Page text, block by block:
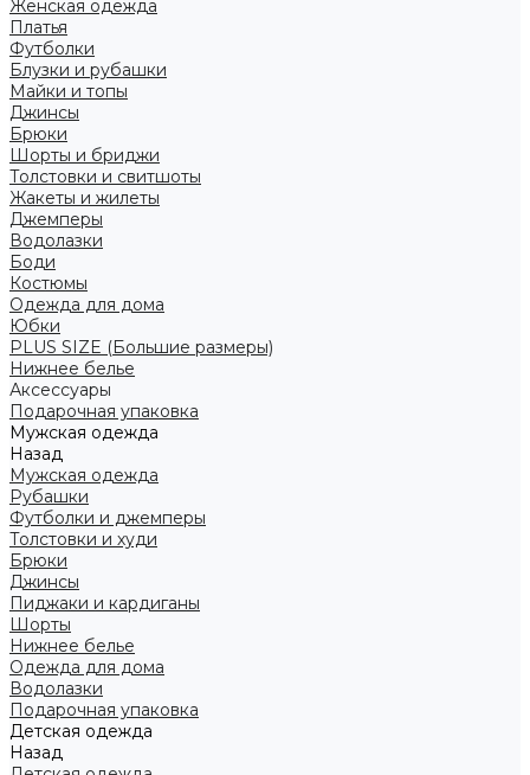
Женская одежда
Платья
Футболки
Блузки и рубашки
Майки и топы
Джинсы
Брюки
Шорты и бриджи
Толстовки и свитшоты
Жакеты и жилеты
Джемперы
Водолазки
Боди
Костюмы
Одежда для дома
Юбки
PLUS SIZE (Большие размеры)
Нижнее белье
Аксессуары
Подарочная упаковка
Мужская одежда
Назад
Мужская одежда
Рубашки
Футболки и джемперы
Толстовки и худи
Брюки
Джинсы
Пиджаки и кардиганы
Шорты
Нижнее белье
Одежда для дома
Водолазки
Подарочная упаковка
Детская одежда
Назад